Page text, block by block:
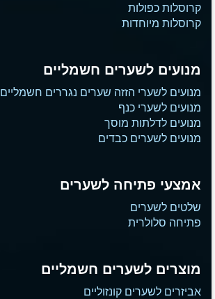
קרוסלות כפולות
קרוסלות מיוחדות
מנועים לשערים חשמליים
מנועים לשערי הזזה שערים נגררים חשמליים
מנועים לשערי כנף
מנועים לדלתות מוסך
מנועים לשערים כבדים
אמצעי פתיחה לשערים
שלטים לשערים
פתיחה סלולרית
מוצרים לשערים חשמליים
אביזרים לשערים קונזוליים